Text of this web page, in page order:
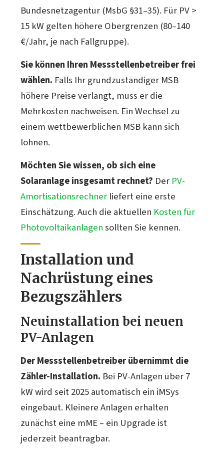
Bundesnetzagentur (MsbG §31–35). Für PV >
15 kW gelten höhere Obergrenzen (80–140
€/Jahr, je nach Fallgruppe).
Sie können Ihren Messstellenbetreiber frei
wählen. Falls Ihr grundzuständiger MSB
höhere Preise verlangt, muss er die
Mehrkosten nachweisen. Ein Wechsel zu
einem wettbewerblichen MSB kann sich
lohnen.
Möchten Sie wissen, ob sich eine
Solaranlage insgesamt rechnet? Der PV-
Amortisationsrechner liefert eine erste
Einschätzung. Auch die aktuellen Kosten für
Photovoltaikanlagensollten Sie kennen.
Installation und
Nachrüstung eines
Bezugszählers
Neuinstallation bei neuen
PV-Anlagen
Der Messstellenbetreiber übernimmt die
Zähler-Installation. Bei PV-Anlagen über 7
kW wird seit 2025 automatisch ein iMSys
eingebaut. Kleinere Anlagen erhalten
zunächst eine mME – ein Upgrade ist
jederzeit beantragbar.